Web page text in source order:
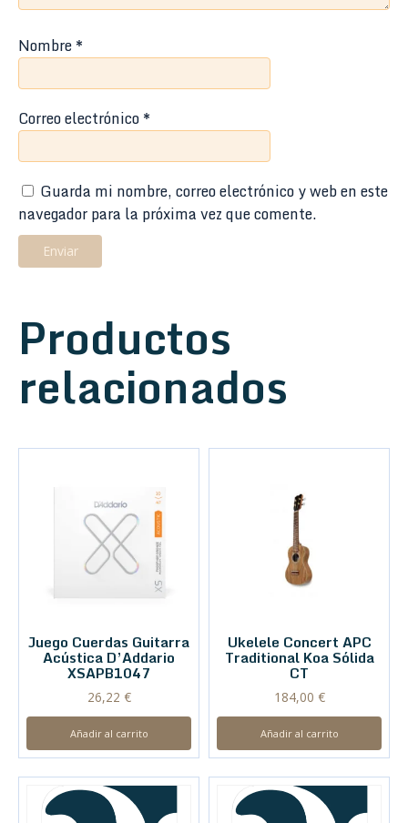
Nombre*
Correo electrónico*
Guarda mi nombre, correo electrónico y web en este
navegador para la próxima vez que comente.
Productos
relacionados
Juego Cuerdas Guitarra
Acústica D’Addario
XSAPB1047
26,22 €
Añadir al carrito
Ukelele Concert APC
Traditional Koa Sólida
CT
184,00 €
Añadir al carrito